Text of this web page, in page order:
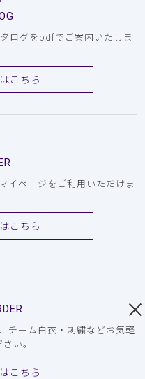
ログをpdfでご案内いたしま
こちら
イページをご利用いただけま
こちら
チーム白衣・刺繍などお気軽
い。
こちら